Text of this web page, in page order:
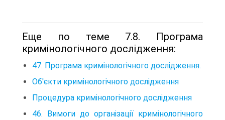
Еще по теме 7.8. Програма
кримінологічного дослідження:
47. Програма кримінологічного дослідження.
Об'єкти кримінологічного дослідження
Процедура кримінологічного дослідження
46. Вимоги до організації кримінологічного